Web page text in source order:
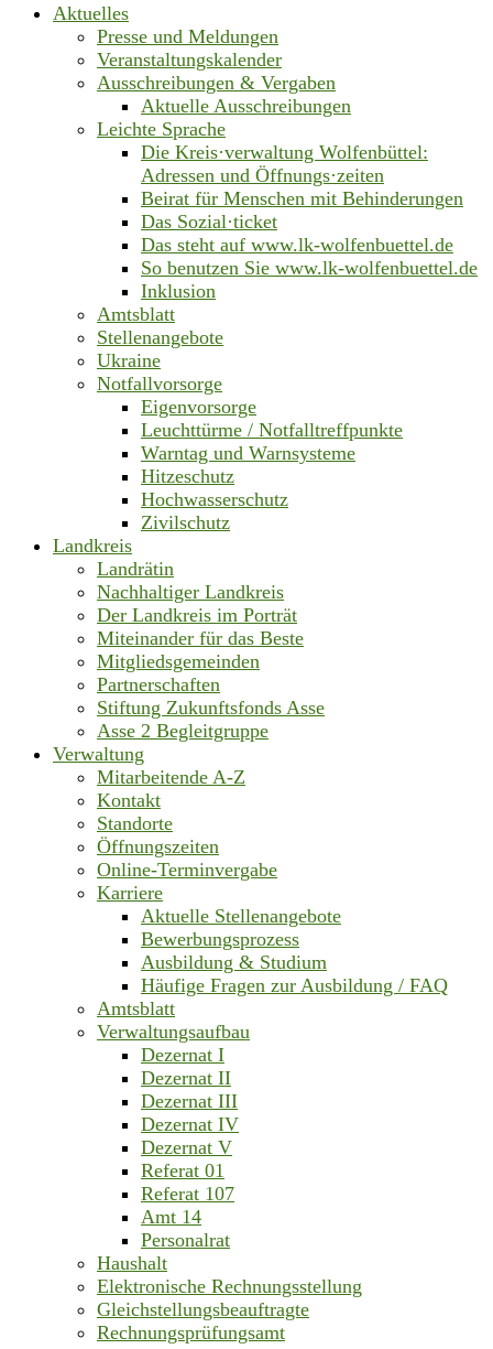
Aktuelles
Presse und Meldungen
Veranstaltungskalender
Ausschreibungen & Vergaben
Aktuelle Ausschreibungen
Leichte Sprache
Die Kreis·verwaltung Wolfenbüttel:
Adressen und Öffnungs·zeiten
Beirat für Menschen mit Behinderungen
Das Sozial·ticket
Das steht auf www.lk-wolfenbuettel.de
So benutzen Sie www.lk-wolfenbuettel.de
Inklusion
Amtsblatt
Stellenangebote
Ukraine
Notfallvorsorge
Eigenvorsorge
Leuchttürme / Notfalltreffpunkte
Warntag und Warnsysteme
Hitzeschutz
Hochwasserschutz
Zivilschutz
Landkreis
Landrätin
Nachhaltiger Landkreis
Der Landkreis im Porträt
Miteinander für das Beste
Mitgliedsgemeinden
Partnerschaften
Stiftung Zukunftsfonds Asse
Asse 2 Begleitgruppe
Verwaltung
Mitarbeitende A-Z
Kontakt
Standorte
Öffnungszeiten
Online-Terminvergabe
Karriere
Aktuelle Stellenangebote
Bewerbungsprozess
Ausbildung & Studium
Häufige Fragen zur Ausbildung / FAQ
Amtsblatt
Verwaltungsaufbau
Dezernat I
Dezernat II
Dezernat III
Dezernat IV
Dezernat V
Referat 01
Referat 107
Amt 14
Personalrat
Haushalt
Elektronische Rechnungsstellung
Gleichstellungsbeauftragte
Rechnungsprüfungsamt